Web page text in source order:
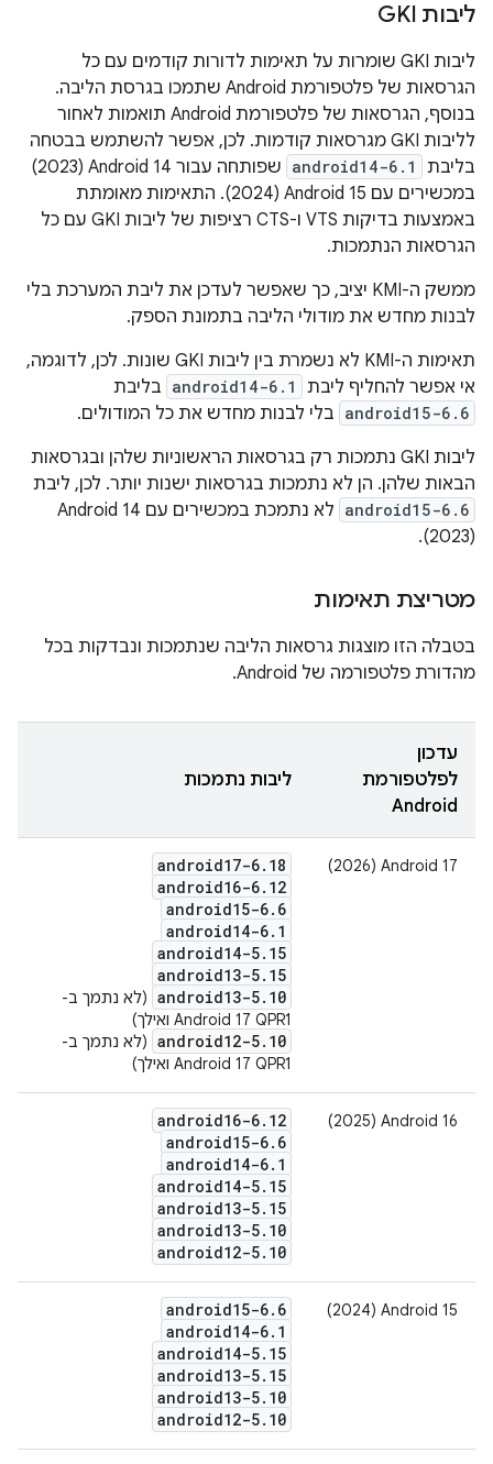
ליבות GKI
ליבות GKI שומרות על תאימות לדורות קודמים עם כל
הגרסאות של פלטפורמת Android שתמכו בגרסת הליבה.
בנוסף, הגרסאות של פלטפורמת Android תואמות לאחור
לליבות GKI מגרסאות קודמות. לכן, אפשר להשתמש בבטחה
בליבת
android14-6.1
שפותחה עבור Android 14‏ (2023)
במכשירים עם Android 15‏ (2024). התאימות מאומתת
באמצעות בדיקות VTS ו-CTS רציפות של ליבות GKI עם כל
הגרסאות הנתמכות.
ממשק ה-KMI יציב, כך שאפשר לעדכן את ליבת המערכת בלי
לבנות מחדש את מודולי הליבה בתמונת הספק.
תאימות ה-KMI לא נשמרת בין ליבות GKI שונות. לכן, לדוגמה,
אי אפשר להחליף ליבת
android14-6.1 בליבת
android15-6.6 בלי לבנות מחדש את כל המודולים.
ליבות GKI נתמכות רק בגרסאות הראשוניות שלהן ובגרסאות
הבאות שלהן. הן לא נתמכות בגרסאות ישנות יותר. לכן, ליבת
android15-6.6
(2023).
מטריצת תאימות
בטבלה הזו מוצגות גרסאות הליבה שנתמכות ונבדקות בכל
מהדורת פלטפורמה של Android.
עדכון
לפלטפורמת
Android
ליבות נתמכות
‫Android 17‏ (2026)
android17-6. 18
android16-6. 12
android15-6. 6
android14-6. 1
android14-5. 15
android13-5. 15
android13-5. 10
(לא נתמך ב-
Android 17 QPR1 ואילך) ‫
android12-5. 10
(לא נתמך ב-
Android 17 QPR1 ואילך)
‫Android 16‏ (2025)
android16-6. 12
android15-6. 6
android14-6. 1
android14-5. 15
android13-5. 15
android13-5. 10
android12-5. 10
‫Android 15‏ (2024)
android15-6. 6
android14-6. 1
android14-5. 15
android13-5. 15
android13-5. 10
android12-5. 10